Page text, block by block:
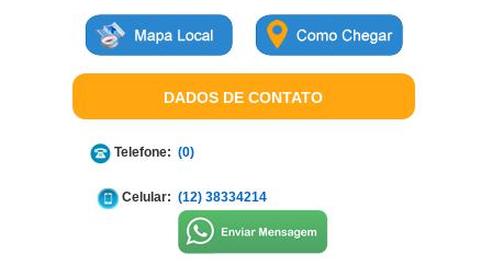
DADOS DE CONTATO
Telefone: (0)
Celular: (12) 38334214